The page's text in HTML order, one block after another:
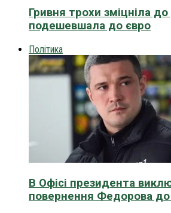
Гривня трохи зміцніла
подешевшала до євро
Політика
В Офісі президента
повернення Федорова